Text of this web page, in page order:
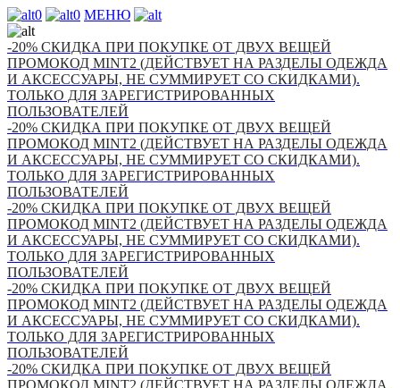
0 0 МЕНЮ
-20% СКИДКА ПРИ ПОКУПКЕ ОТ ДВУХ ВЕЩЕЙ
ПРОМОКОД MINT2 (ДЕЙСТВУЕТ НА РАЗДЕЛЫ ОДЕЖДА
И АКСЕССУАРЫ, НЕ СУММИРУЕТ СО СКИДКАМИ).
ТОЛЬКО ДЛЯ ЗАРЕГИСТРИРОВАННЫХ
ПОЛЬЗОВАТЕЛЕЙ
-20% СКИДКА ПРИ ПОКУПКЕ ОТ ДВУХ ВЕЩЕЙ
ПРОМОКОД MINT2 (ДЕЙСТВУЕТ НА РАЗДЕЛЫ ОДЕЖДА
И АКСЕССУАРЫ, НЕ СУММИРУЕТ СО СКИДКАМИ).
ТОЛЬКО ДЛЯ ЗАРЕГИСТРИРОВАННЫХ
ПОЛЬЗОВАТЕЛЕЙ
-20% СКИДКА ПРИ ПОКУПКЕ ОТ ДВУХ ВЕЩЕЙ
ПРОМОКОД MINT2 (ДЕЙСТВУЕТ НА РАЗДЕЛЫ ОДЕЖДА
И АКСЕССУАРЫ, НЕ СУММИРУЕТ СО СКИДКАМИ).
ТОЛЬКО ДЛЯ ЗАРЕГИСТРИРОВАННЫХ
ПОЛЬЗОВАТЕЛЕЙ
-20% СКИДКА ПРИ ПОКУПКЕ ОТ ДВУХ ВЕЩЕЙ
ПРОМОКОД MINT2 (ДЕЙСТВУЕТ НА РАЗДЕЛЫ ОДЕЖДА
И АКСЕССУАРЫ, НЕ СУММИРУЕТ СО СКИДКАМИ).
ТОЛЬКО ДЛЯ ЗАРЕГИСТРИРОВАННЫХ
ПОЛЬЗОВАТЕЛЕЙ
-20% СКИДКА ПРИ ПОКУПКЕ ОТ ДВУХ ВЕЩЕЙ
ПРОМОКОД MINT2 (ДЕЙСТВУЕТ НА РАЗДЕЛЫ ОДЕЖДА